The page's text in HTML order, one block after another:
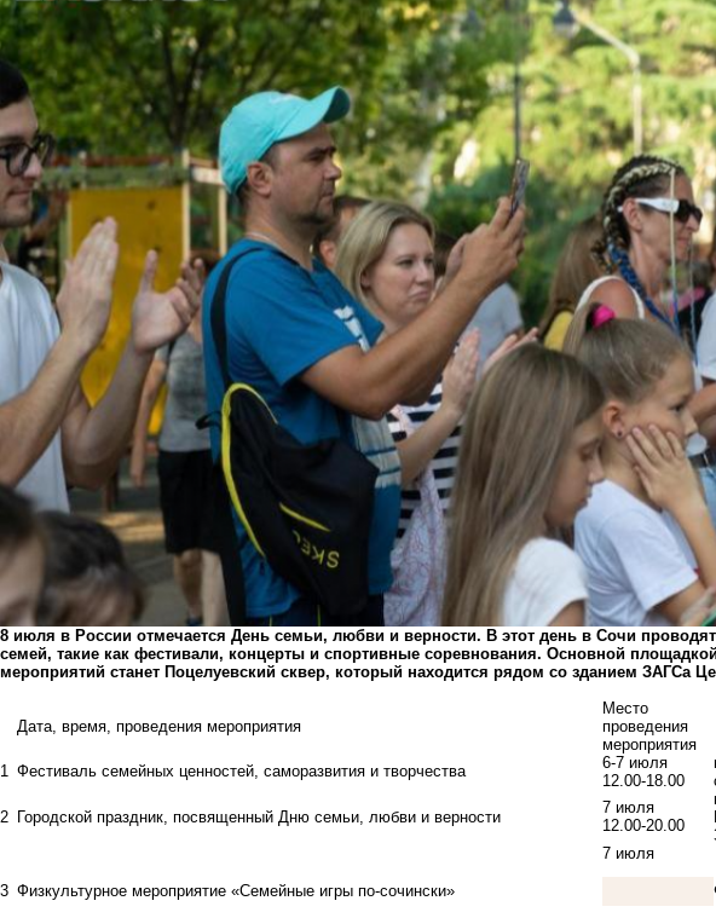
8 июля в России отмечается День семьи, любви и верности. В этот день в Сочи
семей, такие как фестивали, концерты и спортивные соревнования. Основной
мероприятий станет Поцелуевский сквер, который находится рядом со зданием ЗАГСа
Дата, время, проведения мероприятия
Место
проведения
мероприятия
1 Фестиваль семейных ценностей, саморазвития и творчества
6-7 июля
12.00-18.00
2 Городской праздник, посвященный Дню семьи, любви и верности
7 июля
12.00-20.00
3 Физкультурное мероприятие «Семейные игры по-сочински»
7 июля